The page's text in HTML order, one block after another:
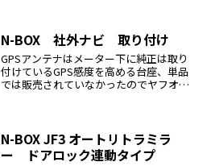
N-BOX 社外ナビ 取り付け
GPSアンテナはメーター下に純正は取り
付けているGPS感度を高める台座、単品
では販売されていなかったのでヤフオ
注文すると下記の...
N-BOX JF3 オートリトラミラ
ー ドアロック連動タイプ